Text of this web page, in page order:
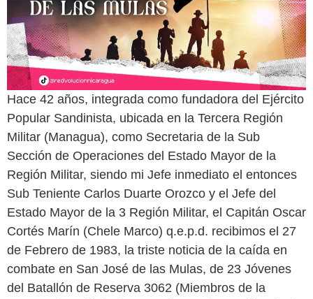
Hace 42 años, integrada como fundadora del Ejército
Popular Sandinista, ubicada en la Tercera Región
Militar (Managua), como Secretaria de la Sub
Sección de Operaciones del Estado Mayor de la
Región Militar, siendo mi Jefe inmediato el entonces
Sub Teniente Carlos Duarte Orozco y el Jefe del
Estado Mayor de la 3 Región Militar, el Capitán Oscar
Cortés Marín (Chele Marco) q.e.p.d. recibimos el 27
de Febrero de 1983, la triste noticia de la caída en
combate en San José de las Mulas, de 23 Jóvenes
del Batallón de Reserva 3062 (Miembros de la